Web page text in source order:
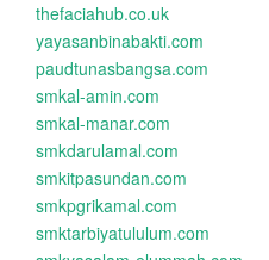
thefaciahub.co.uk
yayasanbinabakti.com
paudtunasbangsa.com
smkal-amin.com
smkal-manar.com
smkdarulamal.com
smkitpasundan.com
smkpgrikamal.com
smktarbiyatululum.com